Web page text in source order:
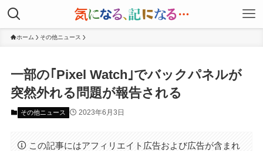
ホーム その他ニュース
一部の｢Pixel Watch｣でバックパネルが
突然外れる問題が報告される
その他ニュース 2023年6月3日
この記事にはアフィリエイト広告および広告が含まれ